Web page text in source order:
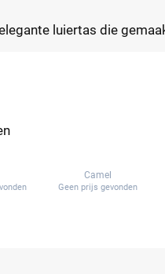
luiertas die
Camel
Geen prijs gevonden